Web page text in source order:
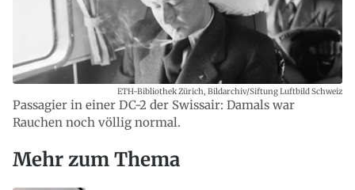
Passagier in einer DC-2 der Swissair: Damals war
Rauchen noch völlig normal.
ETH-Bibliothek Zürich, Bildarchiv/Siftung Luftbild Schweiz
Mehr zum Thema